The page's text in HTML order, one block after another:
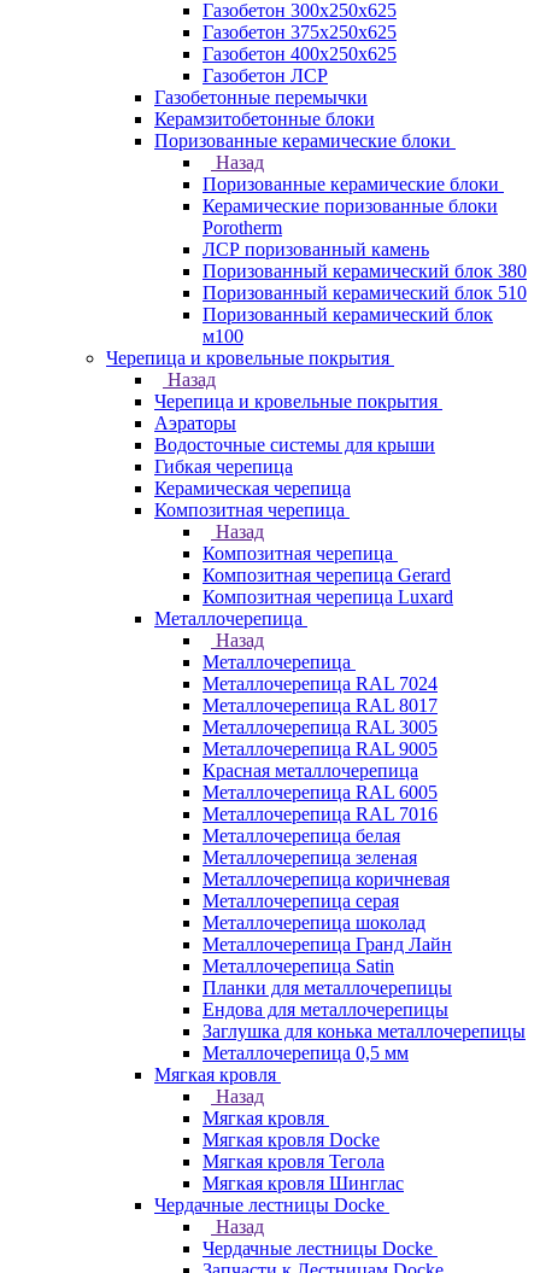
Газобетон 300х250х625
Газобетон 375х250х625
Газобетон 400х250х625
Газобетон ЛСР
Газобетонные перемычки
Керамзитобетонные блоки
Поризованные керамические блоки
Назад
Поризованные керамические блоки
Керамические поризованные блоки
Porotherm
ЛСР поризованный камень
Поризованный керамический блок 380
Поризованный керамический блок 510
Поризованный керамический блок
м100
Черепица и кровельные покрытия
Назад
Черепица и кровельные покрытия
Аэраторы
Водосточные системы для крыши
Гибкая черепица
Керамическая черепица
Композитная черепица
Назад
Композитная черепица
Композитная черепица Gerard
Композитная черепица Luxard
Металлочерепица
Назад
Металлочерепица
Металлочерепица RAL 7024
Металлочерепица RAL 8017
Металлочерепица RAL 3005
Металлочерепица RAL 9005
Красная металлочерепица
Металлочерепица RAL 6005
Металлочерепица RAL 7016
Металлочерепица белая
Металлочерепица зеленая
Металлочерепица коричневая
Металлочерепица серая
Металлочерепица шоколад
Металлочерепица Гранд Лайн
Металлочерепица Satin
Планки для металлочерепицы
Ендова для металлочерепицы
Заглушка для конька металлочерепицы
Металлочерепица 0,5 мм
Мягкая кровля
Назад
Мягкая кровля
Мягкая кровля Docke
Мягкая кровля Тегола
Мягкая кровля Шинглас
Чердачные лестницы Docke
Назад
Чердачные лестницы Docke